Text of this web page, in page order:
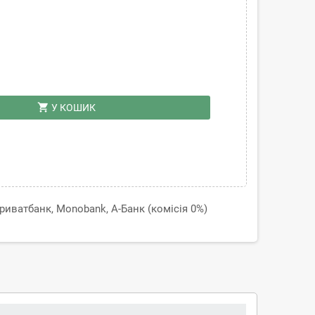
shopping_cart У КОШИК
Monobank, А-Банк (комісія 0%)